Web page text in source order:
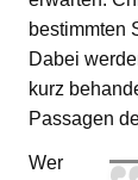
bestimmten
Dabei
kurz
Passagen
Wer